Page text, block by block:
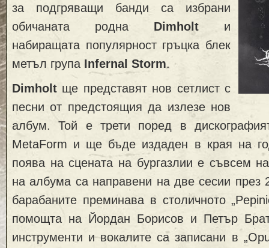
за подгряващи банди са избрани
обичаната родна Dimholt и
набиращата популярност гръцка блек
метъл група Infernal Storm.
Dimholt ще представят нов сетлист с
песни от предстоящия да излезе нов
албум. Той е трети поред в
MetaForm и ще бъде издаден в края на
поява на сцената на бургазлии е съвсем
на албума са направени на две сесии през
барабаните преминава в столичното
помощта на Йордан Борисов и Петър
инструменти и вокалите са записани в